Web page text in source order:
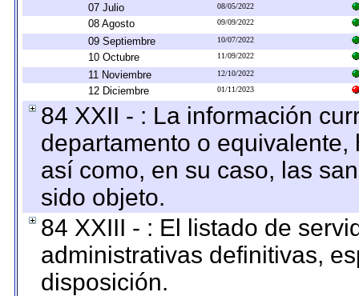
07 Julio 08/05/2022
08 Agosto 09/09/2022
09 Septiembre 10/07/2022
10 Octubre 11/09/2022
11 Noviembre 12/10/2022
12 Diciembre 01/11/2023
84 XXII - : La información
departamento o
así como, en su caso, las
sido objeto.
84 XXIII - : El listado de
administrativas definitivas,
disposición.